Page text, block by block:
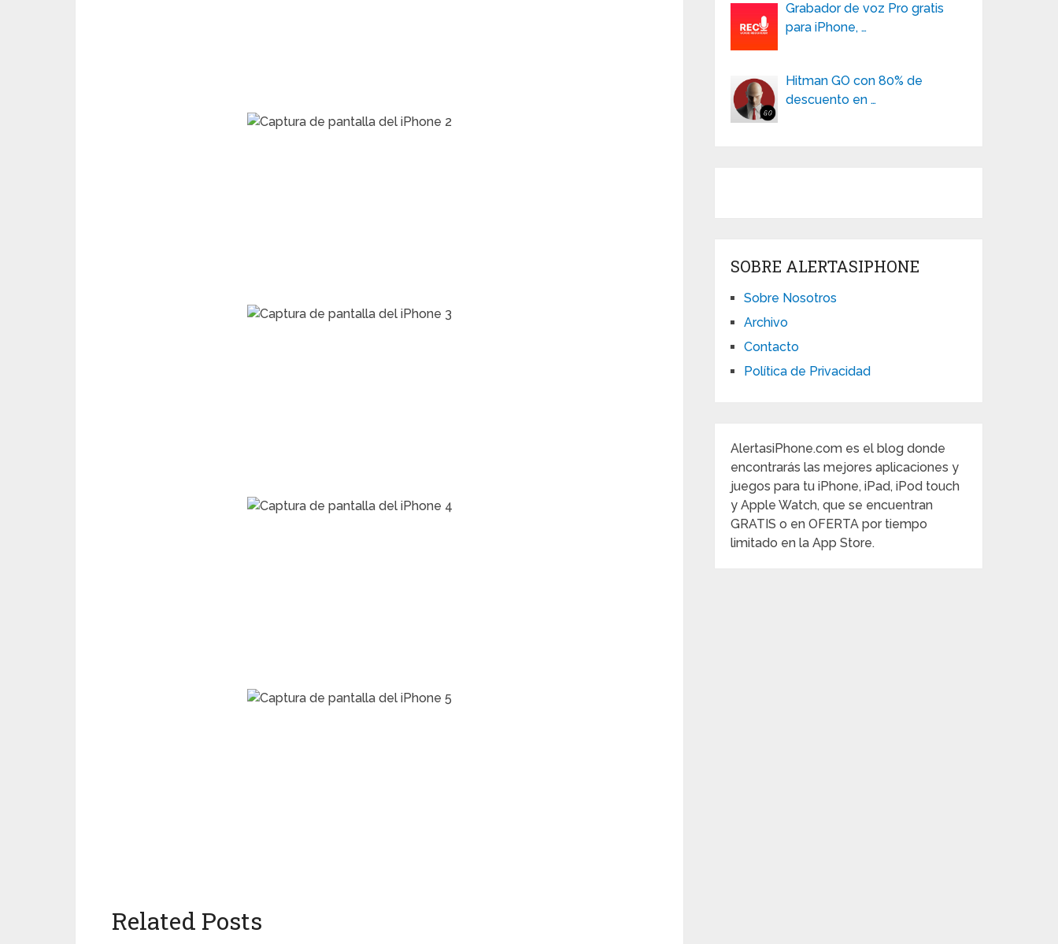
Related Posts
Grabador de voz Pro gratis
para iPhone, …
Hitman GO con 80% de
descuento en …
SOBRE ALERTASIPHONE
Sobre Nosotros
Archivo
Contacto
Política de Privacidad
AlertasiPhone.com es el blog donde
encontrarás las mejores aplicaciones y
juegos para tu iPhone, iPad, iPod touch
y Apple Watch, que se encuentran
GRATIS o en OFERTA por tiempo
limitado en la App Store.